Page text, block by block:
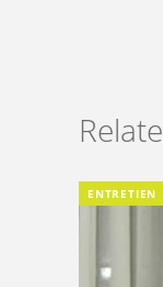
ENTRETIEN